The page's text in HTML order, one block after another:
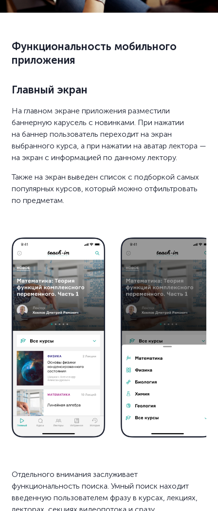
Функциональность мобильного
приложения
Главный экран
На главном экране приложения разместили
баннерную карусель с новинками. При нажатии
на баннер пользователь переходит на экран
выбранного курса, а при нажатии на аватар лектора —
на экран с информацией по данному лектору.
Также на экран выведен список с подборкой самых
популярных курсов, который можно отфильтровать
по предметам.
Отдельного внимания заслуживает
функциональность поиска. Умный поиск находит
введенную пользователем фразу в курсах, лекциях,
лекторах, секциях видеопотока и сразу